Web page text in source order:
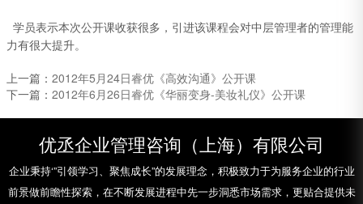
学员表示本次公开课收获很多，引进该课程会对中层管理者的管理能
力有很大提升。
上一篇： 2012年5月24日睿优《高效沟通》公开课
下一篇： 2012年6月26日睿优《华丽变身-美妆礼仪》公开课
优丞企业管理咨询（上海）有限公司
企业秉持‘”引领学习、聚焦成长”的发展理念，积极致力于为服务企业的行业
前景做前瞻性探索，在不断发展进程中先一步洞悉市场需求，更贴合提供未